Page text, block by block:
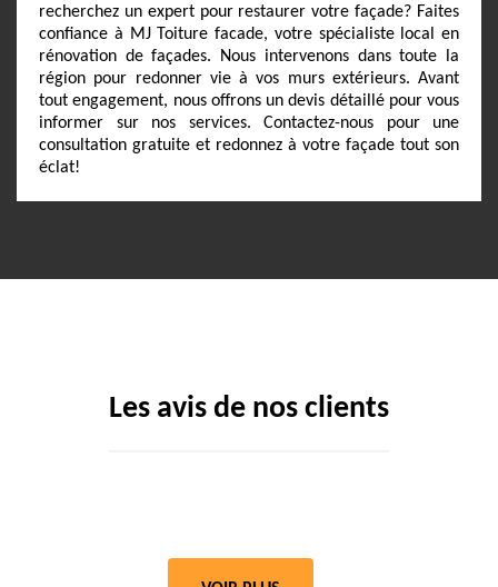
recherchez un expert pour restaurer votre façade? Faites
confiance à MJ Toiture facade, votre spécialiste local en
rénovation de façades. Nous intervenons dans toute la
région pour redonner vie à vos murs extérieurs. Avant
tout engagement, nous offrons un devis détaillé pour vous
informer sur nos services. Contactez-nous pour une
consultation gratuite et redonnez à votre façade tout son
éclat!
Les avis de nos clients